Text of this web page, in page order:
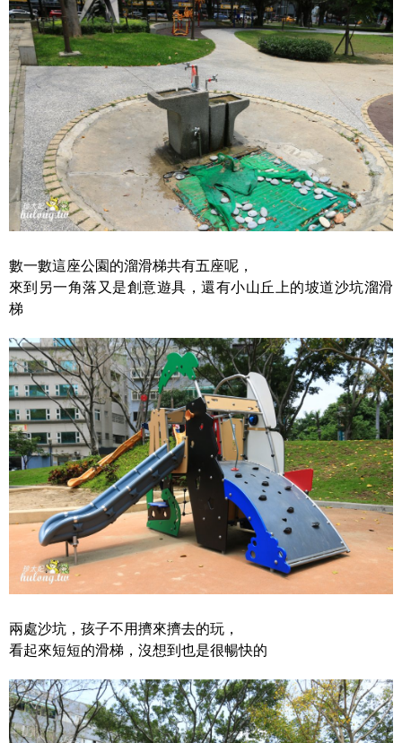
數一數這座公園的溜滑梯共有五座呢，
來到另一角落又是創意遊具，還有小山丘上的坡道沙坑溜滑
梯
兩處沙坑，孩子不用擠來擠去的玩，
看起來短短的滑梯，沒想到也是很暢快的